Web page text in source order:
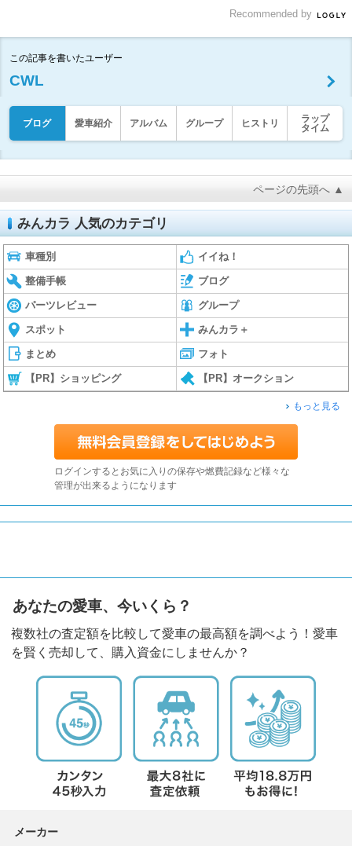
Recommended by
この記事を書いたユーザー
CWL
ブログ 愛車紹介 アルバム グループ ヒストリ
ラップ
タイム
ページの先頭へ ▲
みんカラ 人気のカテゴリ
車種別 イイね！
整備手帳 ブログ
パーツレビュー グループ
スポット みんカラ＋
まとめ フォト
【PR】ショッピング 【PR】オークション
もっと見る
ログインするとお気に入りの保存や燃費記録など様々な
管理が出来るようになります
あなたの愛車、今いくら？
複数社の査定額を比較して愛車の最高額を調べよう！愛車
を賢く売却して、購入資金にしませんか？
メーカー